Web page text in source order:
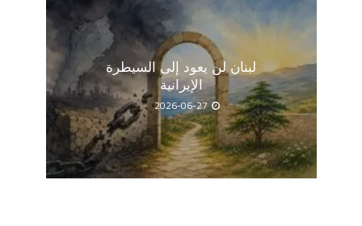
لبنان لن يعود إلى السيطرة
الإيرانية
2026-06-27